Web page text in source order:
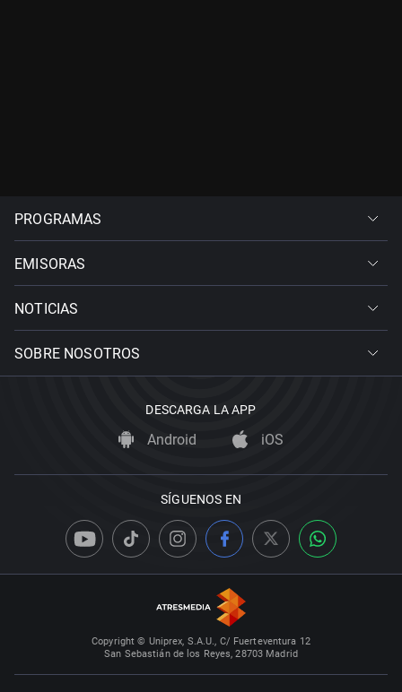
PROGRAMAS
EMISORAS
NOTICIAS
SOBRE NOSOTROS
DESCARGA LA APP
Android iOS
SÍGUENOS EN
Copyright © Uniprex, S.A.U., C/ Fuerteventura 12
San Sebastián de los Reyes, 28703 Madrid